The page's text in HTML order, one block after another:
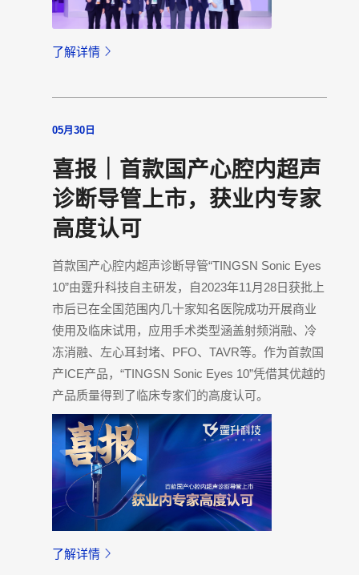
了解详情
05月30日
喜报｜首款国产心腔内超声
诊断导管上市，获业内专家
高度认可
首款国产心腔内超声诊断导管“TINGSN Sonic Eyes
10”由霆升科技自主研发，自2023年11月28日获批上
市后已在全国范围内几十家知名医院成功开展商业
使用及临床试用，应用手术类型涵盖射频消融、冷
冻消融、左心耳封堵、PFO、TAVR等。作为首款国
产ICE产品，“TINGSN Sonic Eyes 10”凭借其优越的
产品质量得到了临床专家们的高度认可。
了解详情